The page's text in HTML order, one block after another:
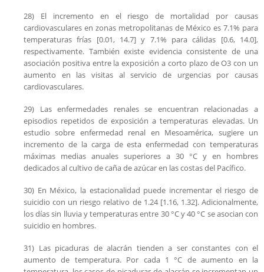
28) El incremento en el riesgo de mortalidad por causas
cardiovasculares en zonas metropolitanas de México es 7.1% para
temperaturas frías [0.01, 14.7] y 7.1% para cálidas [0.6, 14.0],
respectivamente. También existe evidencia consistente de una
asociación positiva entre la exposición a corto plazo de O3 con un
aumento en las visitas al servicio de urgencias por causas
cardiovasculares.
29) Las enfermedades renales se encuentran relacionadas a
episodios repetidos de exposición a temperaturas elevadas. Un
estudio sobre enfermedad renal en Mesoamérica, sugiere un
incremento de la carga de esta enfermedad con temperaturas
máximas medias anuales superiores a 30 °C y en hombres
dedicados al cultivo de caña de azúcar en las costas del Pacífico.
30) En México, la estacionalidad puede incrementar el riesgo de
suicidio con un riesgo relativo de 1.24 [1.16, 1.32]. Adicionalmente,
los días sin lluvia y temperaturas entre 30 °C y 40 °C se asocian con
suicidio en hombres.
31) Las picaduras de alacrán tienden a ser constantes con el
aumento de temperatura. Por cada 1 °C de aumento en la